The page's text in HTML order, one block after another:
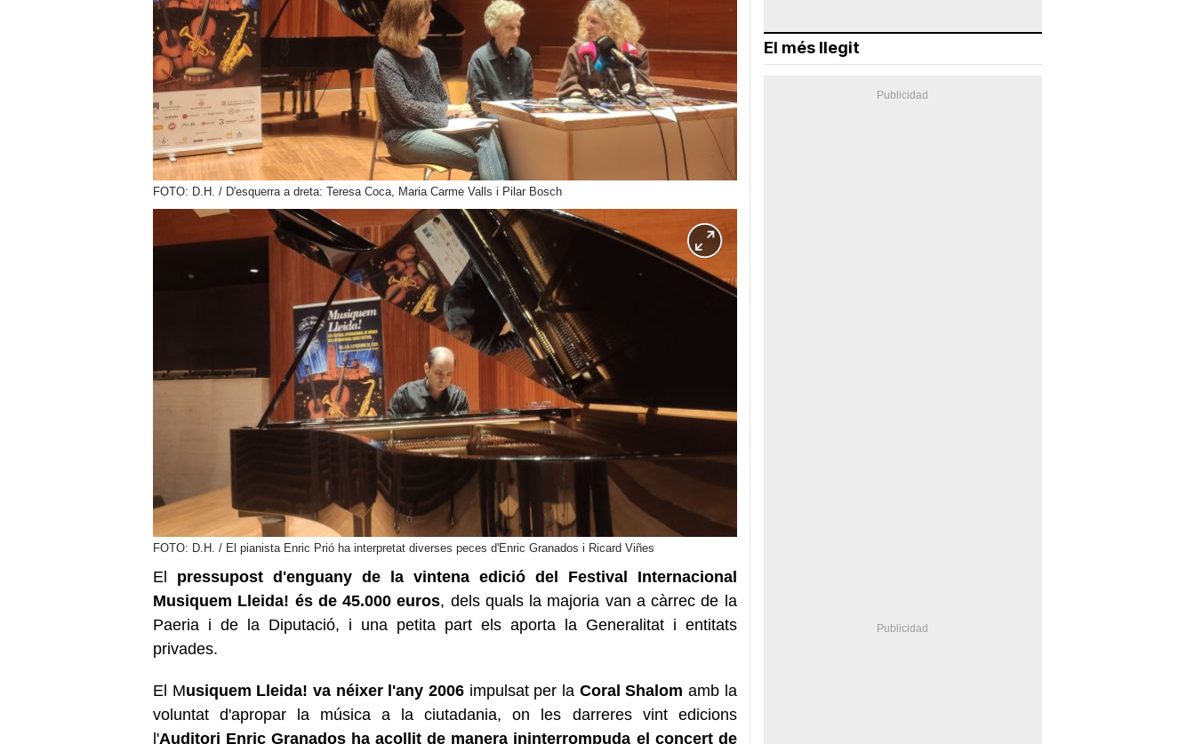
FOTO: D.H. / D'esquerra a dreta: Teresa Coca, Maria Carme Valls i Pilar Bosch
FOTO: D.H. / El pianista Enric Prió ha interpretat diverses peces d'Enric Granados i Ricard Viñes
El pressupost d'enguany de la vintena edició del Festival Internacional
Musiquem Lleida! és de 45.000 euros, dels quals la majoria van a càrrec de la
Paeria i de la Diputació, i una petita part els aporta la Generalitat i entitats
privades.
El Musiquem Lleida! va néixer l'any 2006 impulsat per la Coral Shalom amb la
voluntat d'apropar la música a la ciutadania, on les darreres vint edicions
l'Auditori Enric Granados ha acollit de manera ininterrompuda el concert de
El més llegit